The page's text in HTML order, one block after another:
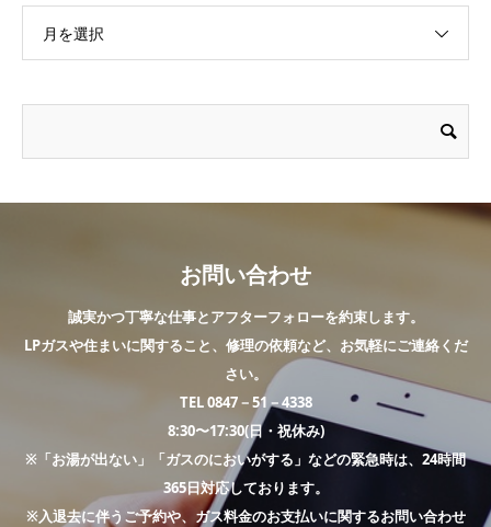
月を選択
お問い合わせ
誠実かつ丁寧な仕事とアフターフォローを約束します。
LPガスや住まいに関すること、修理の依頼など、お気軽にご連絡くだ
さい。
TEL 0847－51－4338
8:30〜17:30(日・祝休み)
※「お湯が出ない」「ガスのにおいがする」などの緊急時は、24時間
365日対応しております。
※入退去に伴うご予約や、ガス料金のお支払いに関するお問い合わせ